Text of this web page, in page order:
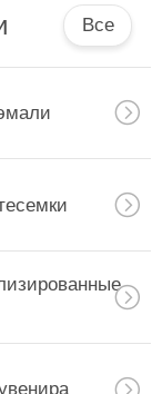
Все